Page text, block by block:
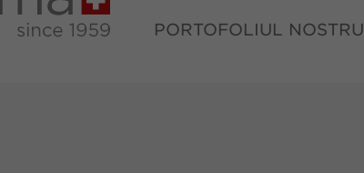
PORTOFOLIUL NOSTRU